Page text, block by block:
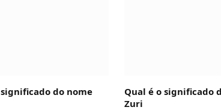
do nome
Qual é o significado
Zuri